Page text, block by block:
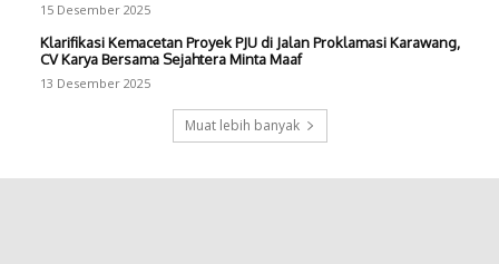
15 Desember 2025
Klarifikasi Kemacetan Proyek PJU di Jalan Proklamasi Karawang,
CV Karya Bersama Sejahtera Minta Maaf
13 Desember 2025
Muat lebih banyak